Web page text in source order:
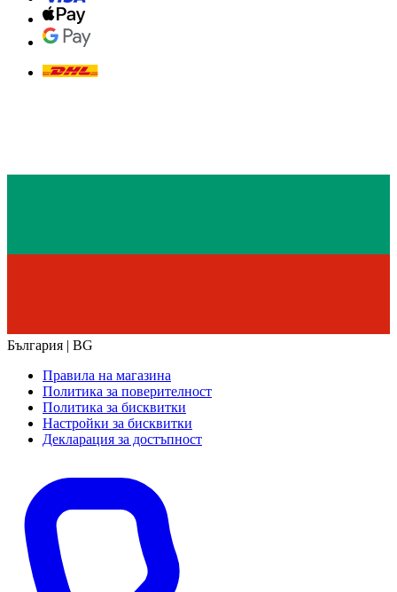
България | BG
Правила на магазина
Политика за поверителност
Политика за бисквитки
Настройки за бисквитки
Декларация за достъпност